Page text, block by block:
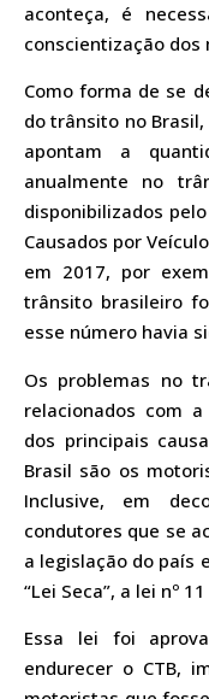
aconteça, é
conscientização
Como forma de se
do trânsito no
apontam a
anualmente no
disponibilizados
Causados por
em 2017, por
trânsito brasileiro
esse número havia
Os problemas no
relacionados com
dos principais
Brasil são os
Inclusive, em
condutores que se
a legislação do país
“Lei Seca”, a lei nº
Essa lei foi
endurecer o CTB,